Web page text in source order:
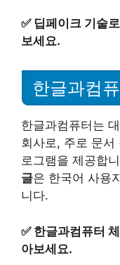
✅ 딥페이크 기술
보세요.
한글과컴
한글과컴퓨터는
회사로, 주로 문서
로그램을 제공합
글은 한국어 사용
니다.
✅ 한글과컴퓨터
아보세요.